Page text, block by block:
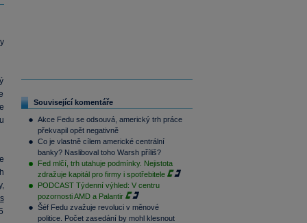
Související komentáře
Akce Fedu se odsouvá, americký trh práce
překvapil opět negativně
Co je vlastně cílem americké centrální
banky? Nasliboval toho Warsh příliš?
Fed mlčí, trh utahuje podmínky. Nejistota
zdražuje kapitál pro firmy i spotřebitele
PODCAST Týdenní výhled: V centru
pozornosti AMD a Palantir
Šéf Fedu zvažuje revoluci v měnové
politice. Počet zasedání by mohl klesnout